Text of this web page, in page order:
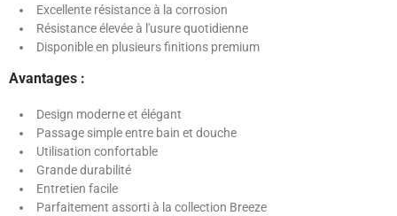
Excellente résistance à la corrosion
Résistance élevée à l'usure quotidienne
Disponible en plusieurs finitions premium
Avantages :
Design moderne et élégant
Passage simple entre bain et douche
Utilisation confortable
Grande durabilité
Entretien facile
Parfaitement assorti à la collection Breeze